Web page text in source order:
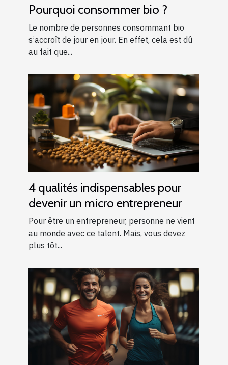
Pourquoi consommer bio ?
Le nombre de personnes consommant bio
s’accroît de jour en jour. En effet, cela est dû
au fait que...
4 qualités indispensables pour
devenir un micro entrepreneur
Pour être un entrepreneur, personne ne vient
au monde avec ce talent. Mais, vous devez
plus tôt...